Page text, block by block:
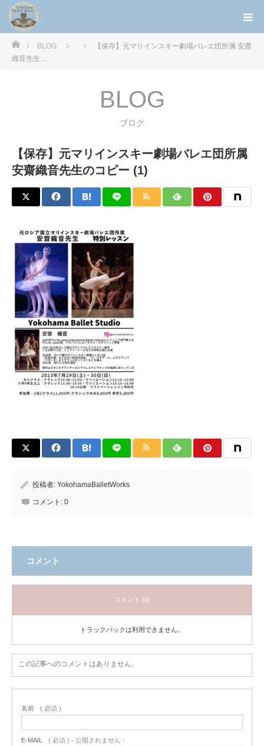
ホームBLOG
【保存】元マリインスキー劇場バレエ団所属 安齋
織音先生…
BLOG
ブログ
【保存】元マリインスキー劇場バレエ団所属
安齋織音先生のコピー (1)
投稿者: YokohamaBalletWorks
コメント: 0
コメント
コメント (0)
トラックバックは利用できません。
この記事へのコメントはありません。
名前 ( 必須 )
E-MAIL ( 必須 ) - 公開されません -